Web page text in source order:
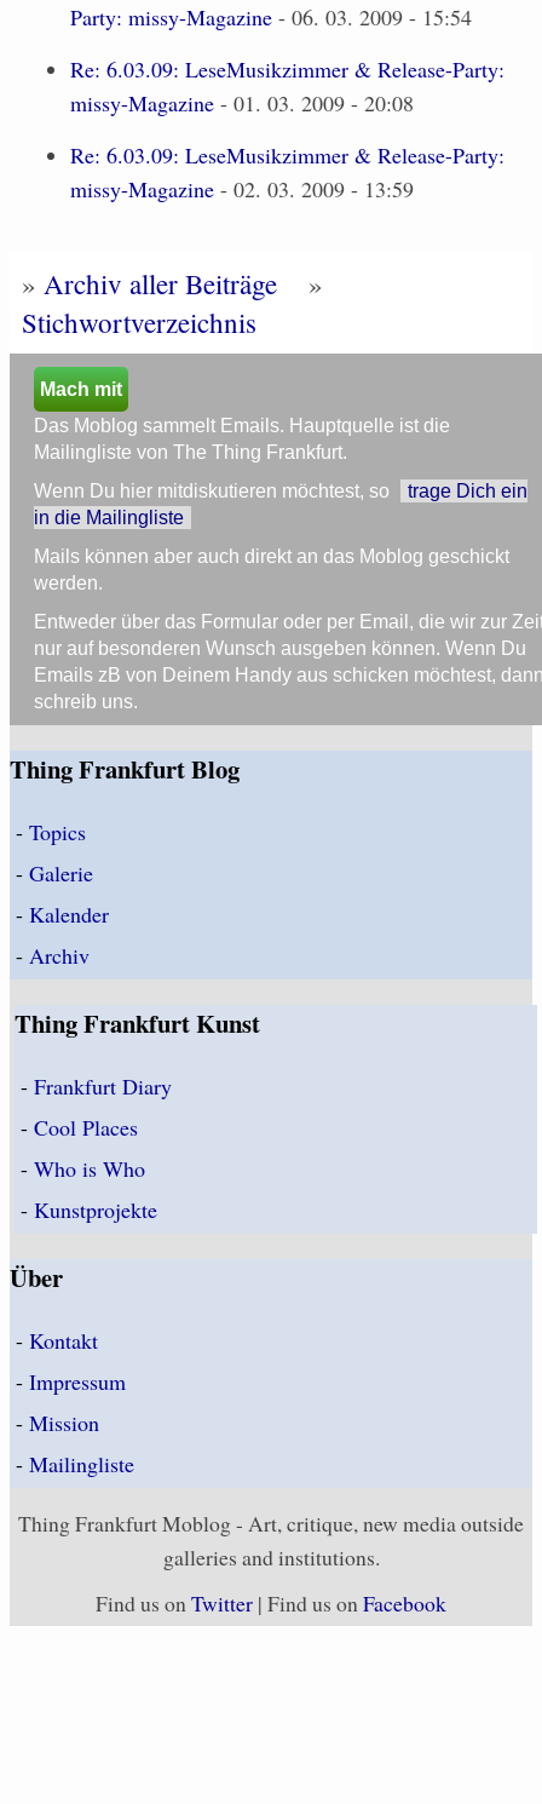
Party: missy-Magazine - 06. 03. 2009 - 15:54
Re: 6.03.09: LeseMusikzimmer & Release-Party:
missy-Magazine - 01. 03. 2009 - 20:08
Re: 6.03.09: LeseMusikzimmer & Release-Party:
missy-Magazine - 02. 03. 2009 - 13:59
» Archiv aller Beiträge
»
Stichwortverzeichnis
Mach mit
Das Moblog sammelt Emails. Hauptquelle ist die
Mailingliste von The Thing Frankfurt.
Wenn Du hier mitdiskutieren möchtest, so
trage Dich ein
in die Mailingliste
Mails können aber auch direkt an das Moblog geschickt
werden.
Entweder über das Formular oder per Email, die wir zur
nur auf besonderen Wunsch ausgeben können. Wenn Du
Emails zB von Deinem Handy aus schicken möchtest,
schreib uns.
Thing Frankfurt Blog
- Topics
- Galerie
- Kalender
- Archiv
Thing Frankfurt Kunst
-Frankfurt Diary
-Cool Places
-Who is Who
-Kunstprojekte
Über
- Kontakt
- Impressum
- Mission
- Mailingliste
Thing Frankfurt Moblog - Art, critique, new media outside
galleries and institutions.
Find us onTwitter | Find us onFacebook